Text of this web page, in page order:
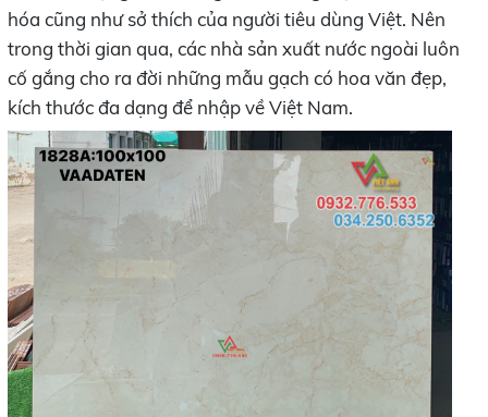
hóa cũng như sở thích của người tiêu dùng Việt. Nên
trong thời gian qua, các nhà sản xuất nước ngoài luôn
cố gắng cho ra đời những mẫu gạch có hoa văn đẹp,
kích thước đa dạng để nhập về Việt Nam.